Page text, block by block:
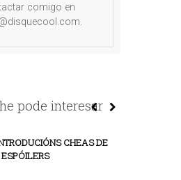
comigo en
pode interesar
CHEAS DE
ESPÓILERS